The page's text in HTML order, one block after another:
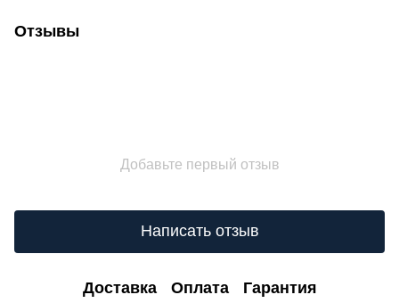
Отзывы
Добавьте первый отзыв
Написать отзыв
Доставка Оплата Гарантия